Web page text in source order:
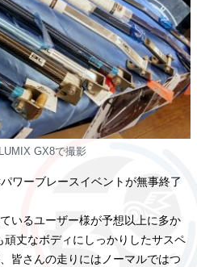
GX8で撮影
ワーブレースイベントが無事終了
いるユーザー様が予想以上に多か
丈なボディにしっかりしたサスペ
皆さんの走りにはノーマルではつ